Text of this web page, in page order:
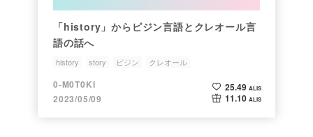
「history」からピジン言語とクレオール言
語の話へ
history story ピジン クレオール
0-M0T0KI
2023/05/09
25.49 ALIS
11.10 ALIS